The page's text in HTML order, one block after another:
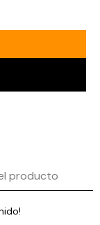
producto